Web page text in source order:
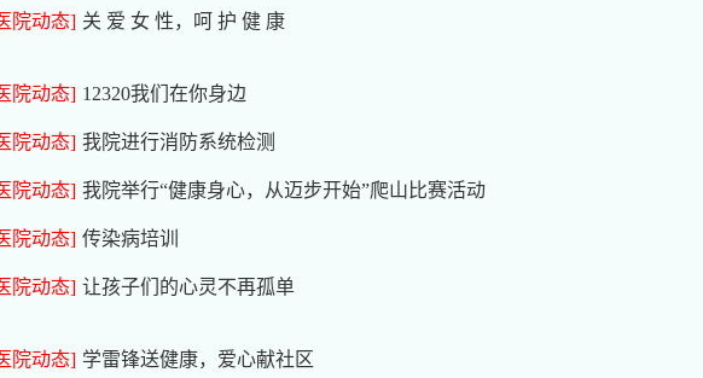
院动态] 关 爱 女 性，呵 护 健 康
院动态] 12320我们在你身边
院动态] 我院进行消防系统检测
院动态] 我院举行“健康身心，从迈步开始”爬山比赛活动
院动态] 传染病培训
院动态] 让孩子们的心灵不再孤单
院动态] 学雷锋送健康，爱心献社区